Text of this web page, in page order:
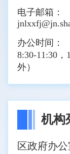
电子邮箱：
办公时间：
8:30-11:30
外）
机构
区政府办公